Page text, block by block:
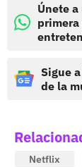
Únete
Sigue
de la
Netflix